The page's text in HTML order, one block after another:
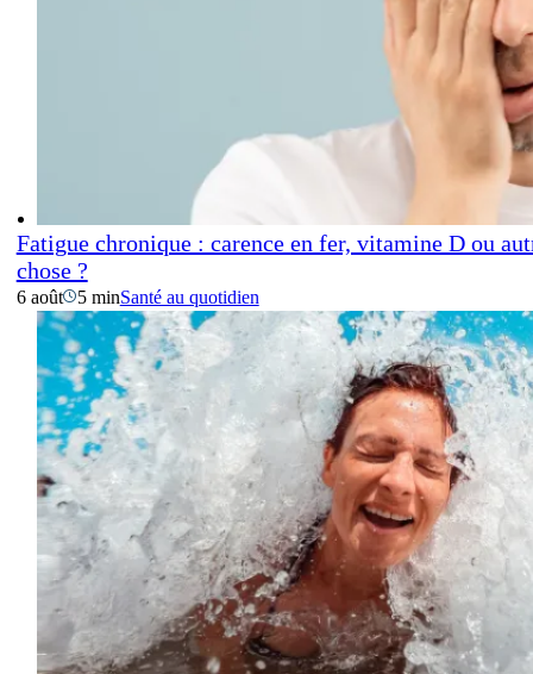
Fatigue chronique : carence en fer, vitamine D ou
chose ?
6 août 5 minSanté au quotidien